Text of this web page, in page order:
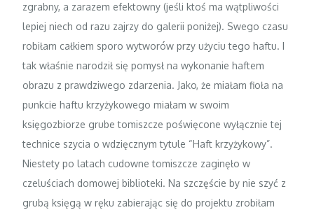
zgrabny, a zarazem efektowny (jeśli ktoś ma wątpliwości
lepiej niech od razu zajrzy do galerii poniżej). Swego czasu
robiłam całkiem sporo wytworów przy użyciu tego haftu. I
tak właśnie narodził się pomysł na wykonanie haftem
obrazu z prawdziwego zdarzenia. Jako, że miałam fioła na
punkcie haftu krzyżykowego miałam w swoim
księgozbiorze grube tomiszcze poświęcone wyłącznie tej
technice szycia o wdzięcznym tytule “Haft krzyżykowy”.
Niestety po latach cudowne tomiszcze zaginęło w
czeluściach domowej biblioteki. Na szczęście by nie szyć z
grubą księgą w ręku zabierając się do projektu zrobiłam